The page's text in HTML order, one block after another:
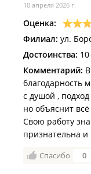
10 апреля 2026 г.
Оценка:
Филиал: ул.
Достоинства:
Комментарий:
благодарность
с душой ,
но объяснит
Свою работу
признательна и
Спасибо 0